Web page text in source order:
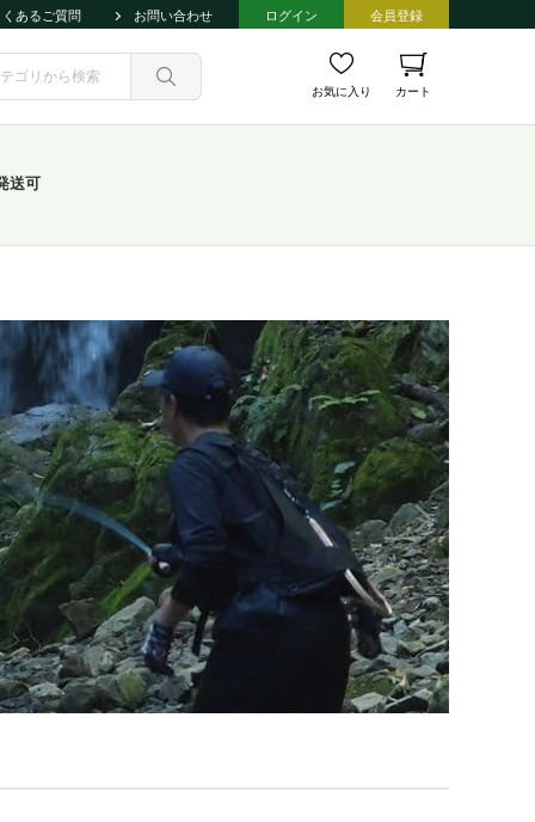
くあるご質問 お問い合わせ ログイン 会員登録
お気に入り カート
送可